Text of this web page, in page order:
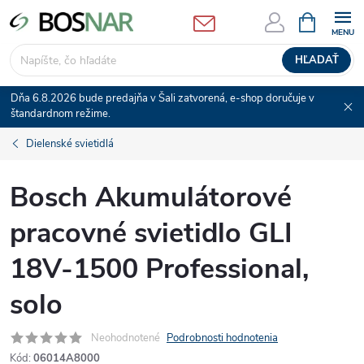
Prejsť
na
obsah
HĽADAŤ
KOŠÍK
Dňa 6.8.2026 bude predajňa v Šali zatvorená, e-shop doručuje v
štandardnom režime.
Dielenské svietidlá
Bosch Akumulátorové
pracovné svietidlo GLI
18V-1500 Professional,
solo
Neohodnotené Podrobnosti hodnotenia
Kód: 06014A8000